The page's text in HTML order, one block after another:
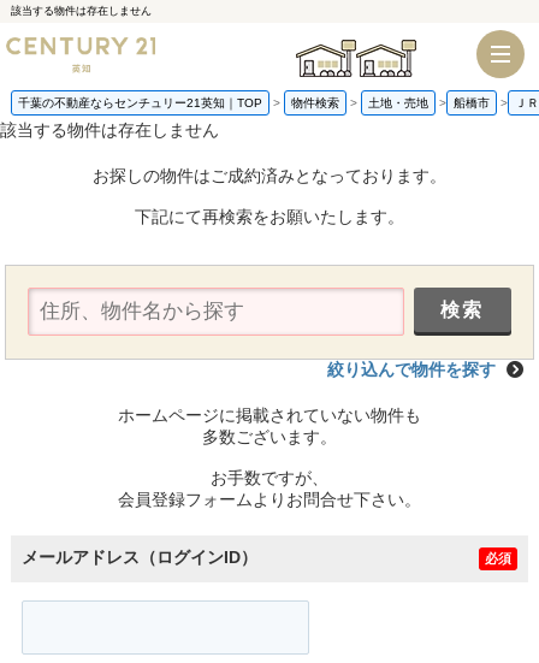
該当する物件は存在しません
千葉店 船橋店
千葉の不動産ならセンチュリー21英知｜TOP 物件検索 土地・売地 船橋市 Ｊ
該当する物件は存在しません
お探しの物件はご成約済みとなっております。
下記にて再検索をお願いたします。
絞り込んで物件を探す
ホームページに掲載されていない物件も
多数ございます。
お手数ですが、
会員登録フォームよりお問合せ下さい。
メールアドレス（ログインID） 必須